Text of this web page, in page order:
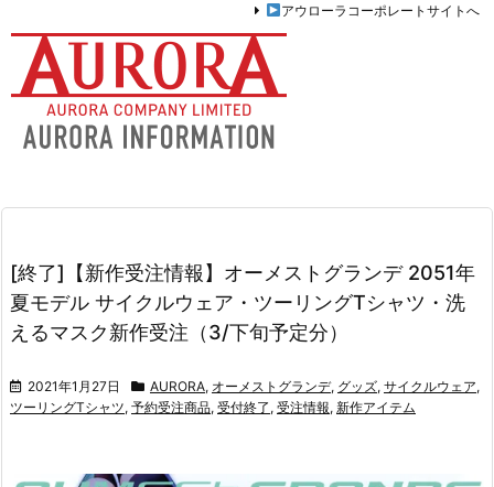
アウローラコーポレートサイトへ
[終了]【新作受注情報】オーメストグランデ 2051年
夏モデル サイクルウェア・ツーリングTシャツ・洗
えるマスク新作受注（3/下旬予定分）
2021年1月27日 AURORA, オーメストグランデ, グッズ, サイクルウェア,
ツーリングTシャツ, 予約受注商品, 受付終了 , 受注情報, 新作アイテム